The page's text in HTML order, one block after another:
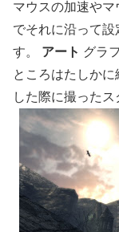
マウスの加速や
でそれに沿って設
す。 アート グラ
ところはたしか
した際に撮ったス